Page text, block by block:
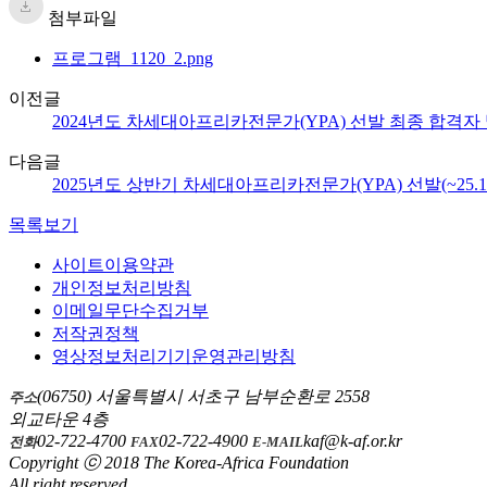
첨부파일
프로그램_1120_2.png
이전글
2024년도 차세대아프리카전문가(YPA) 선발 최종 합격자
다음글
2025년도 상반기 차세대아프리카전문가(YPA) 선발
목록보기
사이트이용약관
개인정보처리방침
이메일무단수집거부
저작권정책
영상정보처리기기운영관리방침
주소(06750) 서울특별시 서초구 남부순환로 2558
외교타운 4층
전화02-722-4700 FAX02-722-4900 E-MAILkaf@k-af.or.kr
Copyright ⓒ 2018 The Korea-Africa Foundation